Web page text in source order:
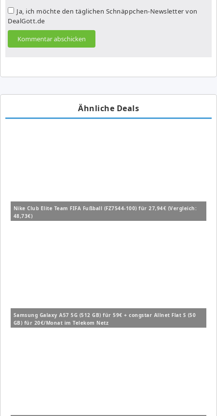
Ja, ich möchte den täglichen Schnäppchen-Newsletter von
DealGott.de
Ähnliche Deals
Nike Club Elite Team FIFA Fußball (FZ7544-100) für 27,94€ (Vergleich:
48,73€)
Samsung Galaxy A57 5G (512 GB) für 59€ + congstar Allnet Flat S (50
GB) für 20€/Monat im Telekom Netz